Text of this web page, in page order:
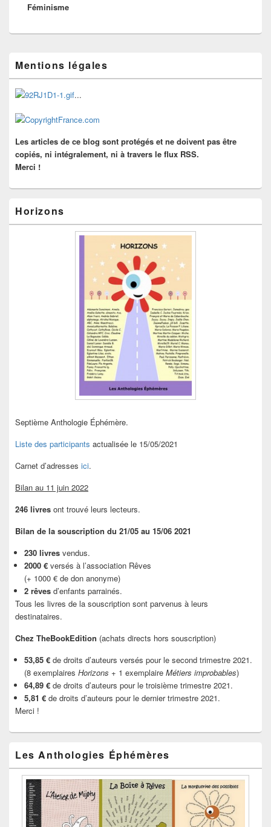
suivant :
Féminisme
principale
de
widget
pour
barre
Mentions légales
...
Les articles de ce blog sont protégés et ne doivent pas être
copiés, ni intégralement, ni à travers le flux RSS.
Merci !
Horizons
Septième Anthologie Éphémère.
Liste des participants actualisée le 15/05/2021
Carnet d’adresses ici.
Bilan au 11 juin 2022
246 livres ont trouvé leurs lecteurs.
Bilan de la souscription du 21/05 au 15/06 2021
230 livres vendus.
2000 € versés à l’association Rêves
(+ 1000 € de don anonyme)
2 rêves d’enfants parrainés.
Tous les livres de la souscription sont parvenus à leurs
destinataires.
Chez TheBookEdition (achats directs hors souscription)
53,85 € de droits d’auteurs versés pour le second trimestre 2021.
(8 exemplaires Horizons + 1 exemplaire Métiers improbables)
64,89 € de droits d’auteurs pour le troisième trimestre 2021.
5,81 € de droits d’auteurs pour le dernier trimestre 2021.
Merci !
Les Anthologies Éphémères